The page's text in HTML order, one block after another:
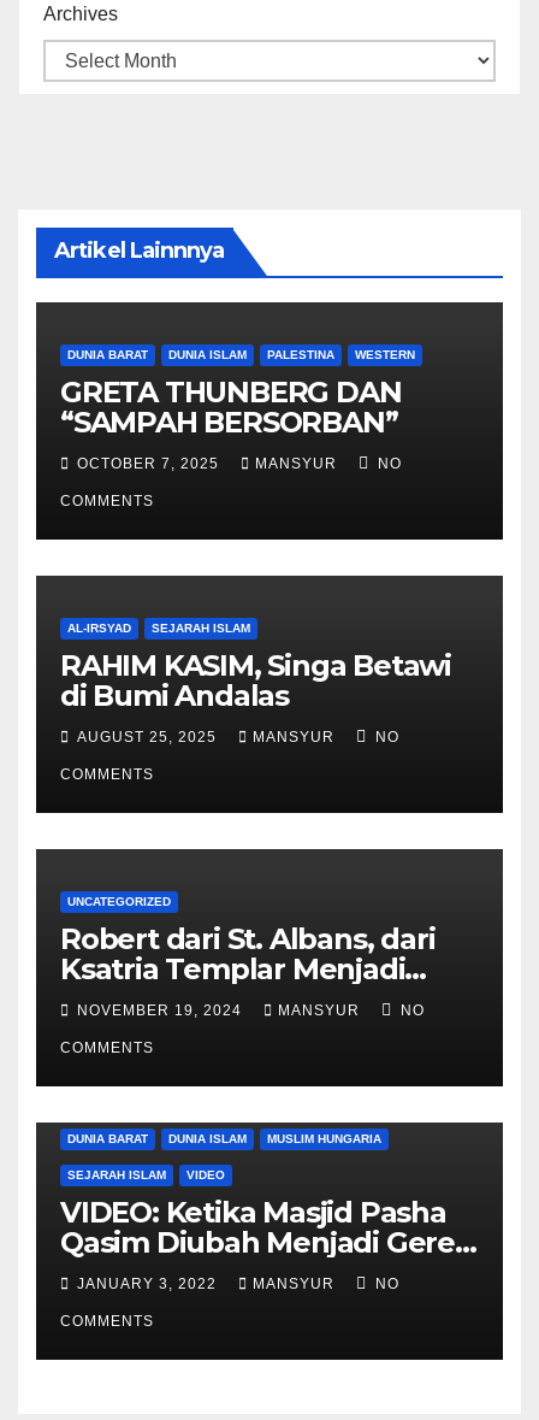
Archives
Artikel Lainnnya
DUNIA BARAT DUNIA ISLAM PALESTINA WESTERN
GRETA THUNBERG DAN
“SAMPAH BERSORBAN”
OCTOBER 7, 2025 MANSYUR NO
COMMENTS
AL-IRSYAD SEJARAH ISLAM
RAHIM KASIM, Singa Betawi
di Bumi Andalas
AUGUST 25, 2025 MANSYUR NO
COMMENTS
UNCATEGORIZED
Robert dari St. Albans, dari
Ksatria Templar Menjadi
Komandan Pasukan
Shalahuddin Merebut
Kembali Yerusalem
NOVEMBER 19, 2024 MANSYUR NO
COMMENTS
DUNIA BARAT DUNIA ISLAM MUSLIM HUNGARIA
SEJARAH ISLAM VIDEO
VIDEO: Ketika Masjid Pasha
Qasim Diubah Menjadi Gereja
Katolik di Pecs, Hungaria
JANUARY 3, 2022 MANSYUR NO
COMMENTS